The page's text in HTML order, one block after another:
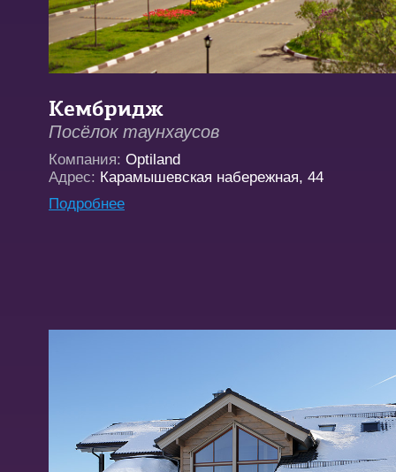
Кембридж
Посёлок таунхаусов
Компания: Optiland
Адрес: Карамышевская набережная, 44
Подробнее